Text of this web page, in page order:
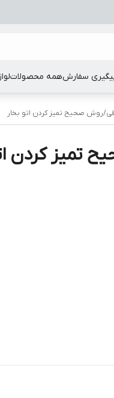
سفارشهمه محصولات
/روش صحیح تمیز کردن اتو بخار
تمیز کردن